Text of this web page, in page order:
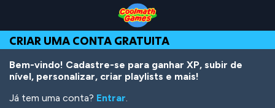
Top
of
Page
Navigation
Main
Content
Footer
o
conteúdo
principal
CRIAR UMA CONTA GRATUITA
Bem-vindo! Cadastre-se para ganhar XP, subir de
nível, personalizar, criar playlists e mais!
Já tem uma conta? Entrar.